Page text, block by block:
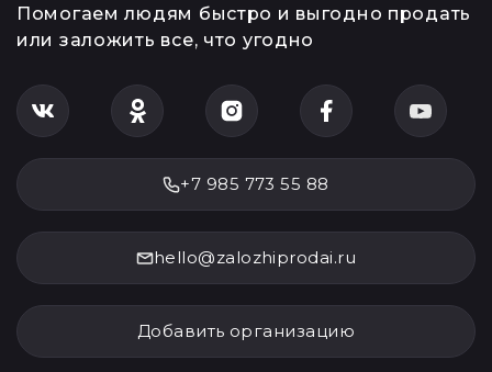
Помогаем людям быстро и выгодно продать
или заложить все, что угодно
+7 985 773 55 88
hello@zalozhiprodai.ru
Добавить организацию